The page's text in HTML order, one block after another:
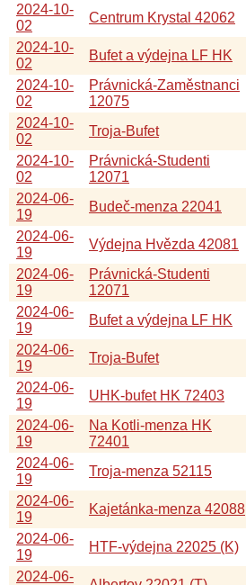
2024-10-
02
Centrum Krystal 42062
2024-10-
02
Bufet a výdejna LF HK
2024-10-
02
Právnická-Zaměstnanci
12075
2024-10-
02
Troja-Bufet
2024-10-
02
Právnická-Studenti
12071
2024-06-
19
Budeč-menza 22041
2024-06-
19
Výdejna Hvězda 42081
2024-06-
19
Právnická-Studenti
12071
2024-06-
19
Bufet a výdejna LF HK
2024-06-
19
Troja-Bufet
2024-06-
19
UHK-bufet HK 72403
2024-06-
19
Na Kotli-menza HK
72401
2024-06-
19
Troja-menza 52115
2024-06-
19
Kajetánka-menza 42088
2024-06-
19
HTF-výdejna 22025 (K)
2024-06-